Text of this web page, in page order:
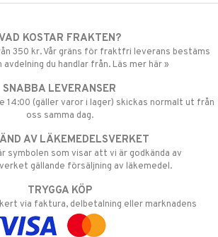
KOSTAR FRAKTEN?
350 kr. Vår gräns för fraktfri leverans bestäms
du handlar från. Läs mer här »
SNABBA LEVERANSER
14:00 (gäller varor i lager) skickas normalt ut från
oss samma dag.
AV LÄKEMEDELSVERKET
symbolen som visar att vi är godkända av
gällande försäljning av läkemedel.
TRYGGA KÖP
via faktura, delbetalning eller marknadens